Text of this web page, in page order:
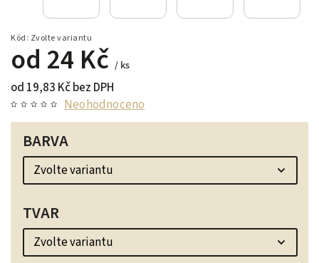
Kód: Zvolte variantu
od 24 Kč / ks
od 19,83 Kčbez DPH
Neohodnoceno
BARVA
TVAR